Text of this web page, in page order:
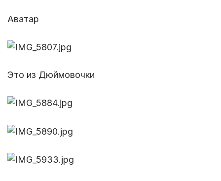
Аватар
Это из Дюймовочки